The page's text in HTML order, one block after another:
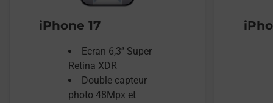
iPhone 17
Ecran 6,3’’ Super
Retina XDR
Double capteur
photo 48Mpx et